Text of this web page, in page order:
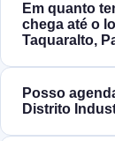
Em quanto
chega até o
Taquaralto,
Posso
Distrito